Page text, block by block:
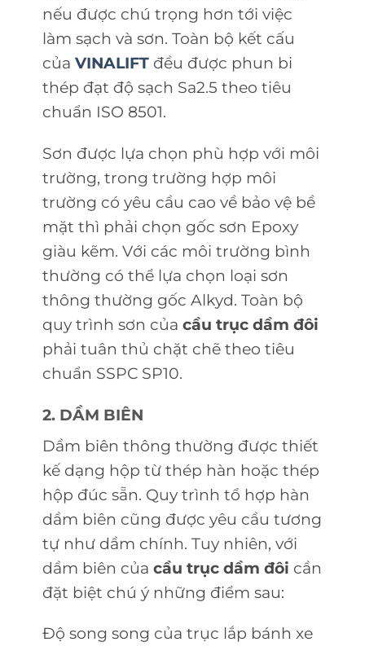
nếu được chú trọng hơn tới việc
làm sạch và sơn. Toàn bộ kết cấu
của VINALIFTđều được phun bi
thép đạt độ sạch Sa2.5 theo tiêu
chuẩn ISO 8501.
Sơn được lựa chọn phù hợp với môi
trường, trong trường hợp môi
trường có yêu cầu cao về bảo vệ bề
mặt thì phải chọn gốc sơn Epoxy
giàu kẽm. Với các môi trường bình
thường có thể lựa chọn loại sơn
thông thường gốc Alkyd. Toàn bộ
quy trình sơn của cầu trục dầm đôi
phải tuân thủ chặt chẽ theo tiêu
chuẩn SSPC SP10.
2. DẦM BIÊN
Dầm biên thông thường được thiết
kế dạng hộp từ thép hàn hoặc thép
hộp đúc sẵn. Quy trình tổ hợp hàn
dầm biên cũng được yêu cầu tương
tự như dầm chính. Tuy nhiên, với
dầm biên của cầu trục dầm đôi cần
đặt biệt chú ý những điểm sau:
Độ song song của trục lắp bánh xe